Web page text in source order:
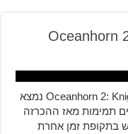
Oceanhorn
כן שמעתם נכון! Oceanhorn 2: Knights of the Lost Realm נמצא
תמימות מאז ההכרזה
בתקופת זמן אחרת